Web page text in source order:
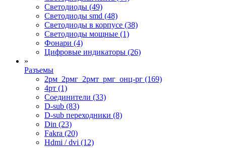
Светодиоды (49)
Светодиоды smd (48)
Светодиоды в корпусе (38)
Светодиоды мощные (1)
Фонари (4)
Цифровые индикаторы (26)
»
Разъемы
2рм_2рмг_2рмт_рмг_онц-рг (169)
4рт (1)
Cоединители (33)
D-sub (83)
D-sub переходники (8)
Din (23)
Fakra (20)
Hdmi / dvi (12)